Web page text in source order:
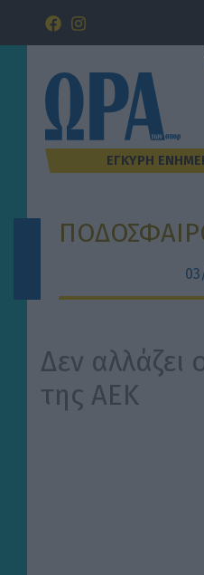
Μετάβαση
Δεν αλλάζει
της ΑΕΚ